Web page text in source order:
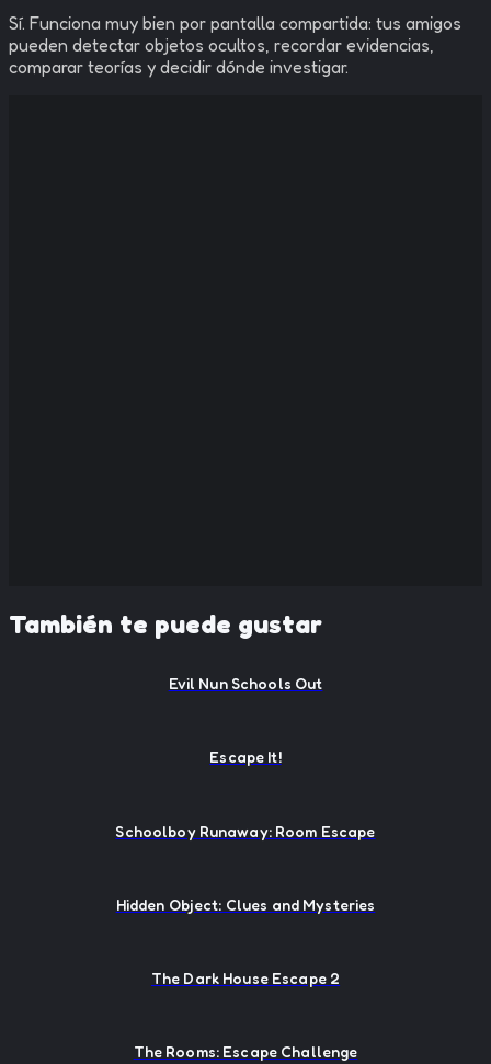
Sí. Funciona muy bien por pantalla compartida: tus amigos
pueden detectar objetos ocultos, recordar evidencias,
comparar teorías y decidir dónde investigar.
También te puede gustar
Evil Nun Schools Out
Escape It!
Schoolboy Runaway: Room Escape
Hidden Object: Clues and Mysteries
The Dark House Escape 2
The Rooms: Escape Challenge